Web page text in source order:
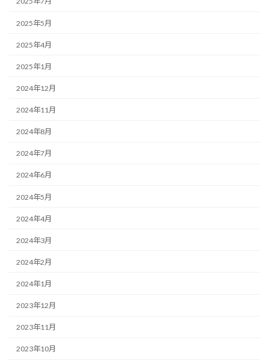
2025年5月
2025年4月
2025年1月
2024年12月
2024年11月
2024年8月
2024年7月
2024年6月
2024年5月
2024年4月
2024年3月
2024年2月
2024年1月
2023年12月
2023年11月
2023年10月